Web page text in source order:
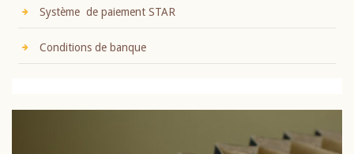
Système de paiement STAR
Conditions de banque